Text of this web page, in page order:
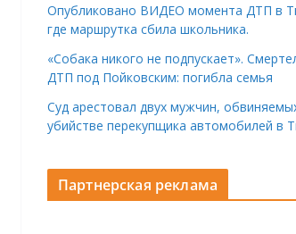
Опубликовано ВИДЕО момента ДТП в
где маршрутка сбила школьника.
«Собака никого не подпускает».
ДТП под Пойковским: погибла семья
Суд арестовал двух мужчин,
убийстве перекупщика автомобилей в
Партнерская реклама